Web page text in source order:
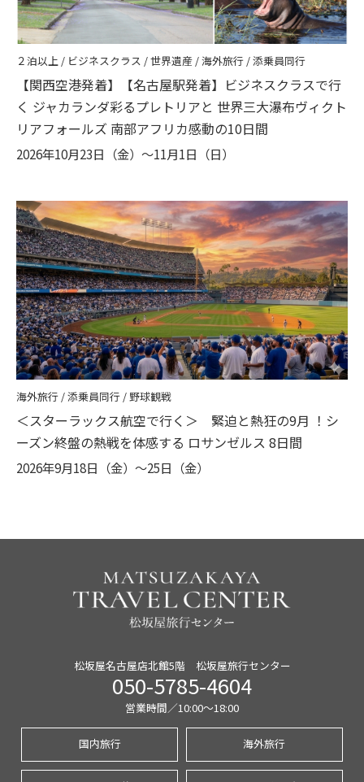
２泊以上 / ビジネスクラス / 世界遺産 / 海外旅行 / 添乗員同行
【関西空港発着】【名古屋駅発着】ビジネスクラスで行
く ジャカランダ彩るプレトリアと 世界三大瀑布ヴィクト
リアフォールズ 南部アフリカ感動の10日間
2026年10月23日（金）〜11月1日（日）
海外旅行 / 添乗員同行 / 野球観戦
＜スターラックス航空で行く＞ 緊迫と熱狂の9月 ！シ
ーズン終盤の熱戦を体感する ロサンゼルス 8日間
2026年9月18日（金）〜25日（金）
松坂屋名古屋店北館5階 松坂屋旅行センター
050-5785-4604
営業時間／10:00〜18:00
国内旅行 海外旅行